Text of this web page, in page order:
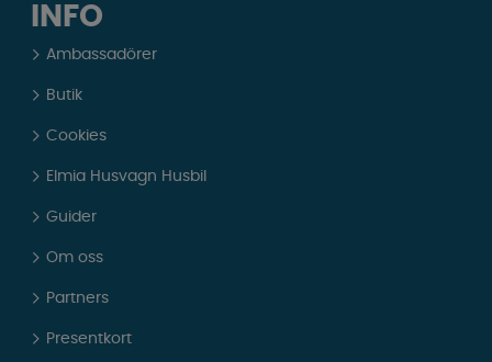
INFO
Ambassadörer
Butik
Cookies
Elmia Husvagn Husbil
Guider
Om oss
Partners
Presentkort